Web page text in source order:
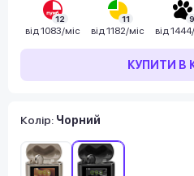
12
від 1083/міс
11
від 1182/міс
9
від
КУПИТИ В
Колір: Чорний